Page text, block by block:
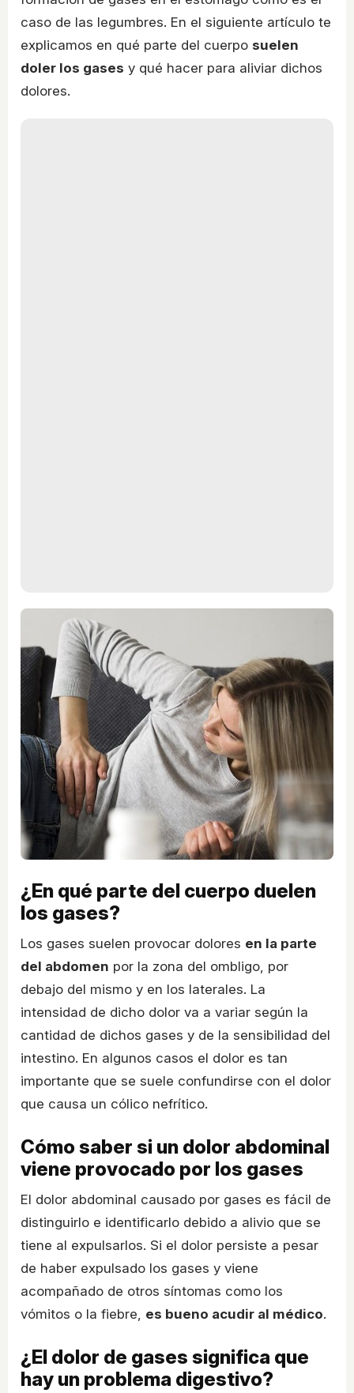
caso de las legumbres. En el siguiente artículo te
explicamos en qué parte del cuerpo suelen
doler los gases y qué hacer para aliviar dichos
dolores.
¿En qué parte del cuerpo duelen
los gases?
Los gases suelen provocar dolores en la parte
del abdomen por la zona del ombligo, por
debajo del mismo y en los laterales. La
intensidad de dicho dolor va a variar según la
cantidad de dichos gases y de la sensibilidad del
intestino. En algunos casos el dolor es tan
importante que se suele confundirse con el dolor
que causa un cólico nefrítico.
Cómo saber si un dolor abdominal
viene provocado por los gases
El dolor abdominal causado por gases es fácil de
distinguirlo e identificarlo debido a alivio que se
tiene al expulsarlos. Si el dolor persiste a pesar
de haber expulsado los gases y viene
acompañado de otros síntomas como los
vómitos o la fiebre, es bueno acudir al médico.
¿El dolor de gases significa que
hay un problema digestivo?